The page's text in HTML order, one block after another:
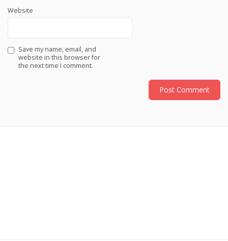
Website
Save my name, email, and
website in this browser for
the next time I comment.